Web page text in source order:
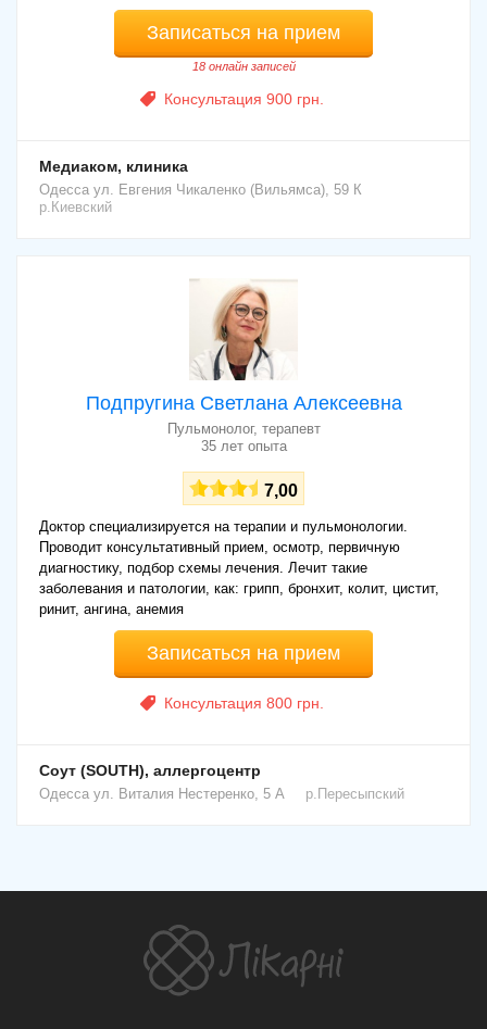
Записаться на прием
18 онлайн записей
Консультация 900 грн.
Медиаком, клиника
Одесса ул. Евгения Чикаленко (Вильямса), 59 К
р.Киевский
Подпругина Светлана Алексеевна
Пульмонолог, терапевт
35 лет опыта
7,00
Доктор специализируется на терапии и пульмонологии.
Проводит консультативный прием, осмотр, первичную
диагностику, подбор схемы лечения. Лечит такие
заболевания и патологии, как: грипп, бронхит, колит, цистит,
ринит, ангина, анемия
Записаться на прием
Консультация 800 грн.
Соут (SOUTH), аллергоцентр
Одесса ул. Виталия Нестеренко, 5 А р.Пересыпский